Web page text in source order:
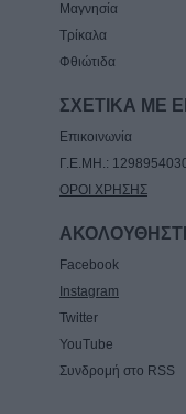
Μαγνησία
Τρίκαλα
Φθιώτιδα
ΣΧΕΤΙΚΑ ΜΕ
Επικοινωνία
Γ.Ε.ΜΗ.:
ΟΡΟΙ ΧΡΗΣΗΣ
Facebook
Instagram
Twitter
YouTube
Συνδρομή στο RSS